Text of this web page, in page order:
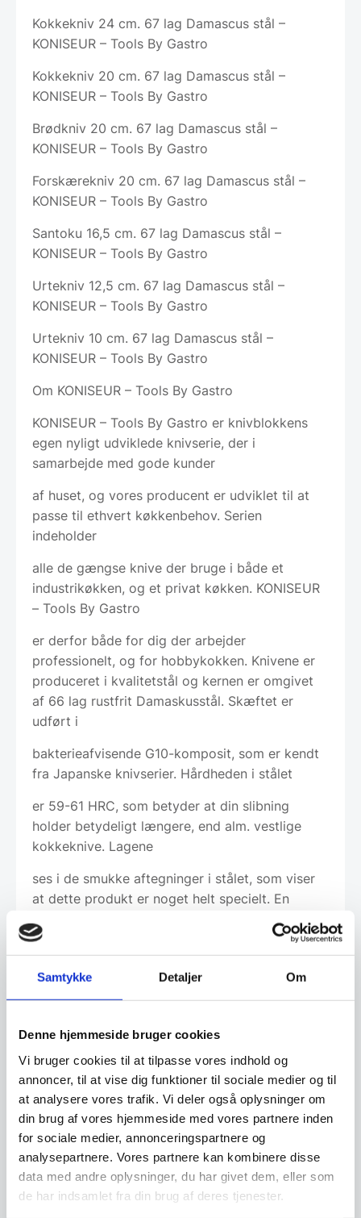
Samtykke Detaljer Om
Denne hjemmeside bruger cookies
Vi bruger cookies til at tilpasse vores indhold og
annoncer, til at vise dig funktioner til sociale medier og til
at analysere vores trafik. Vi deler også oplysninger om
din brug af vores hjemmeside med vores partnere inden
for sociale medier, annonceringspartnere og
analysepartnere. Vores partnere kan kombinere disse
data med andre oplysninger, du har givet dem, eller som
de har indsamlet fra din brug af deres tjenester.
Kokkekniv 24 cm. 67 lag Damascus stål –
KONISEUR – Tools By Gastro
Kokkekniv 20 cm. 67 lag Damascus stål –
KONISEUR – Tools By Gastro
Brødkniv 20 cm. 67 lag Damascus stål –
KONISEUR – Tools By Gastro
Forskærekniv 20 cm. 67 lag Damascus stål –
KONISEUR – Tools By Gastro
Santoku 16,5 cm. 67 lag Damascus stål –
KONISEUR – Tools By Gastro
Urtekniv 12,5 cm. 67 lag Damascus stål –
KONISEUR – Tools By Gastro
Urtekniv 10 cm. 67 lag Damascus stål –
KONISEUR – Tools By Gastro
Om KONISEUR – Tools By Gastro
KONISEUR – Tools By Gastro er knivblokkens
egen nyligt udviklede knivserie, der i
samarbejde med gode kunder
af huset, og vores producent er udviklet til at
passe til ethvert køkkenbehov. Serien
indeholder
alle de gængse knive der bruge i både et
industrikøkken, og et privat køkken. KONISEUR
– Tools By Gastro
er derfor både for dig der arbejder
professionelt, og for hobbykokken. Knivene er
produceret i kvalitetstål og kernen er omgivet
af 66 lag rustfrit Damaskusstål. Skæftet er
udført i
bakterieafvisende G10-komposit, som er kendt
fra Japanske knivserier. Hårdheden i stålet
er 59-61 HRC, som betyder at din slibning
holder betydeligt længere, end alm. vestlige
kokkeknive. Lagene
ses i de smukke aftegninger i stålet, som viser
at dette produkt er noget helt specielt. En
Gastro.
– Håndsleben 16-graders knivsæg
– Kernestål omgivet af 66 lag rustfrit
Damaskusstål (67 lag i alt)
– Hårdhed: 59-61 HRC
– Skæfte: G10-komposit baktieriaafvisende
håndtag